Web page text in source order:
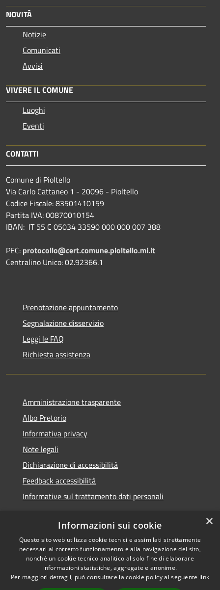
NOVITÀ
Notizie
Comunicati
Avvisi
VIVERE IL COMUNE
Luoghi
Eventi
CONTATTI
Comune di Pioltello
Via Carlo Cattaneo 1 - 20096 - Pioltello
Codice Fiscale: 83501410159
Partita IVA: 00870010154
IBAN: IT 55 C 05034 33590 000 000 007 388
PEC: protocollo@cert.comune.pioltello.mi.it
Centralino Unico: 02.92366.1
Prenotazione appuntamento
Segnalazione disservizio
Leggi le FAQ
Richiesta assistenza
Amministrazione trasparente
Albo Pretorio
Informativa privacy
Note legali
Dichiarazione di accessibilità
Feedback accessibilità
Informative sul trattamento dati personali
RSS
Accessibilità
Cookie
Copyright © 2026 • Comune di
Pioltello • Powered by
Municipium•Accesso
redazione
×
Informazioni sui cookie
Questo sito web utilizza cookie tecnici e assimilati strettamente
necessari al corretto funzionamento e alla navigazione del sito,
nonché un cookie tecnico analitico al solo fine di elaborare
informazioni statistiche, aggregate e anonime.
Per maggiori dettagli, può consultare la cookie policy al seguente link